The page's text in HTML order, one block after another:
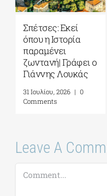
Σπέτσες: Εκεί
όπου η Ιστορία
παραμένει
ζωντανή| Γράφει ο
Γιάννης Λουκάς
31 Ιουλίου, 2026 | 0
Comments
Leave A
Comment